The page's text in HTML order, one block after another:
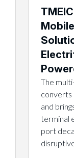
The
and
terminal
port